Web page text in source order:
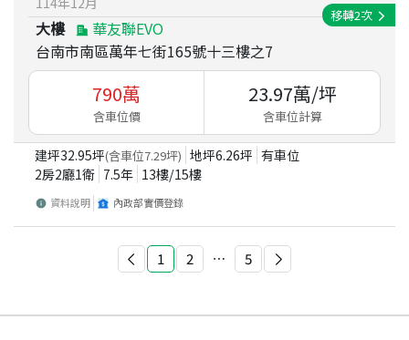
大樓
華友聯EVO
台南市南區萬年七街165號十三樓之7
移轉2次
790萬
含車位價
23.97萬/坪
含車位計算
建坪32.95坪(含車位7.29坪) 地坪6.26坪 有車位
2房2廳1衛 7.5年 13樓/15樓
資料說明 內政部實價登錄
1 2 ⋯ 5